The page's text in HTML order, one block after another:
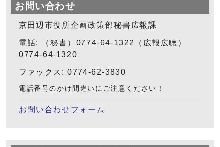
お問い合わせ
京田辺市役所企画政策部秘書広報課
電話: （秘書）0774-64-1322（広報広聴）
0774-64-1320
ファックス: 0774-62-3830
電話番号のかけ間違いにご注意ください！
お問い合わせフォーム